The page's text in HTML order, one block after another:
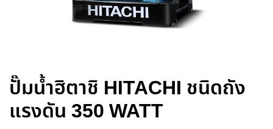
ปั๊มน้ำฮิตาชิ HITACHI ชนิดถัง
แรงดัน 350 WATT